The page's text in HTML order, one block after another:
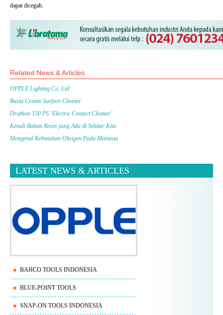
dapat dicegah.
Related News & Articles
OPPLE Lighting Co, Ltd
Busta Cream Surface Cleaner
Drathon 150 PS ‘Electric Contact Cleaner’
Kenali Bahan Resin yang Ada di Sekitar Kita
Mengenal Kebutuhan Oksigen Pada Manusia
LATEST NEWS & ARTICLES
BAHCO TOOLS INDONESIA
BLUE-POINT TOOLS
SNAP-ON TOOLS INDONESIA